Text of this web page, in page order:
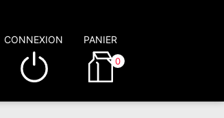
CONNEXION PANIER
0